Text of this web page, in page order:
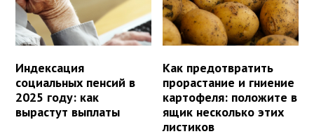
Индексация
социальных пенсий в
2025 году: как
вырастут выплаты
Как предотвратить
прорастание и гниение
картофеля: положите в
ящик несколько этих
листиков